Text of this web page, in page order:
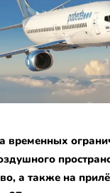
временных
а также на